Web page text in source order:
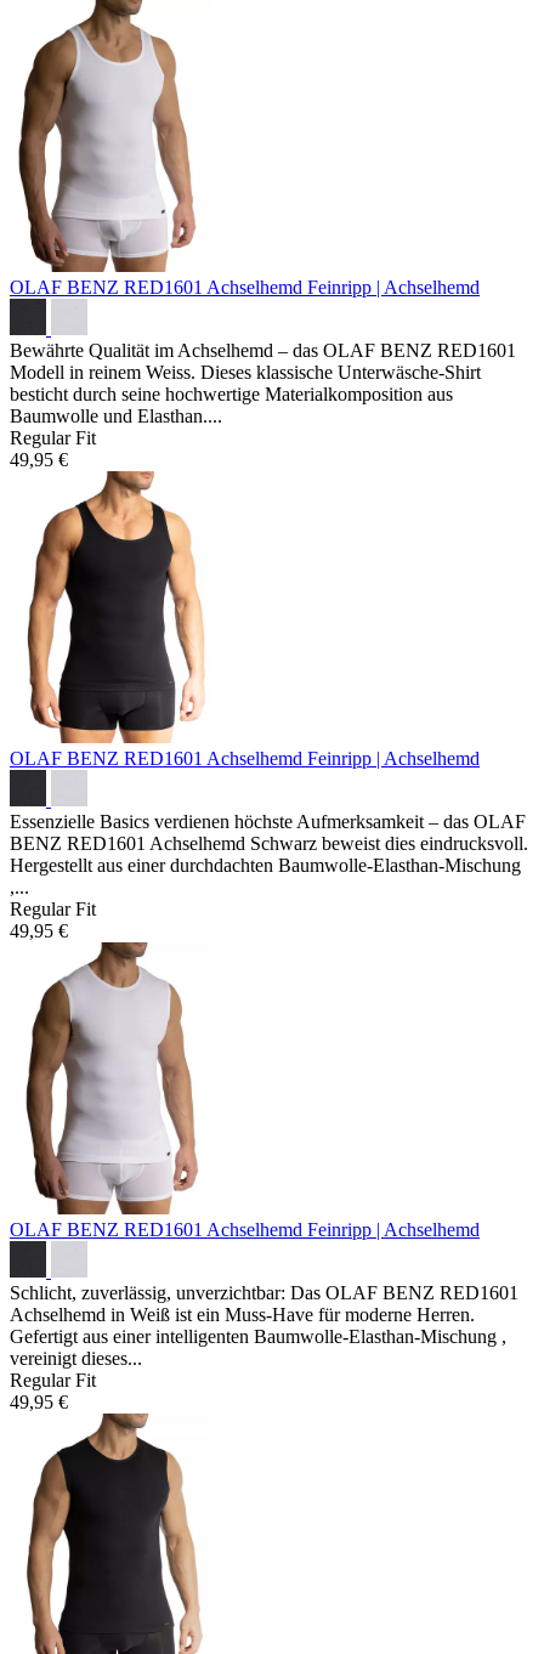
OLAF BENZ RED1601 Achselhemd Feinripp | Achselhemd
Bewährte Qualität im Achselhemd – das OLAF BENZ RED1601
Modell in reinem Weiss. Dieses klassische Unterwäsche-Shirt
besticht durch seine hochwertige Materialkomposition aus
Baumwolle und Elasthan....
Regular Fit
49,95 €
OLAF BENZ RED1601 Achselhemd Feinripp | Achselhemd
Essenzielle Basics verdienen höchste Aufmerksamkeit – das OLAF
BENZ RED1601 Achselhemd Schwarz beweist dies eindrucksvoll.
Hergestellt aus einer durchdachten Baumwolle-Elasthan-Mischung
,...
Regular Fit
49,95 €
OLAF BENZ RED1601 Achselhemd Feinripp | Achselhemd
Schlicht, zuverlässig, unverzichtbar: Das OLAF BENZ RED1601
Achselhemd in Weiß ist ein Muss-Have für moderne Herren.
Gefertigt aus einer intelligenten Baumwolle-Elasthan-Mischung ,
vereinigt dieses...
Regular Fit
49,95 €